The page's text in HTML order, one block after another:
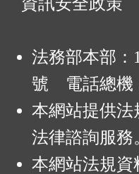
法務部本部：
號 電話總機
本網站提供法
法律諮詢服務
本網站法規資